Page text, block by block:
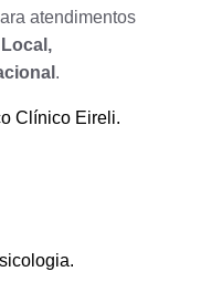
atendimentos
.
Clínico Eireli.